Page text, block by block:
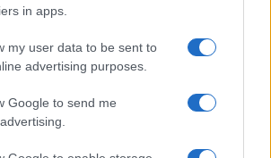
in apps.
my user data to be sent to
advertising purposes.
Google to send me